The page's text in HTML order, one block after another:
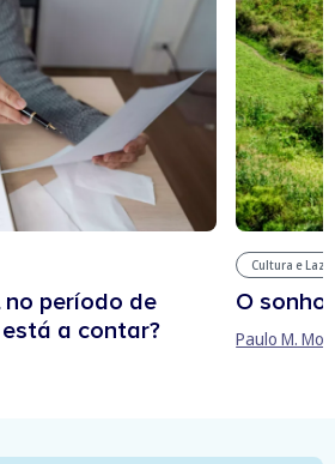
período de
a contar?
Cultura e
O sonho
Paulo M.